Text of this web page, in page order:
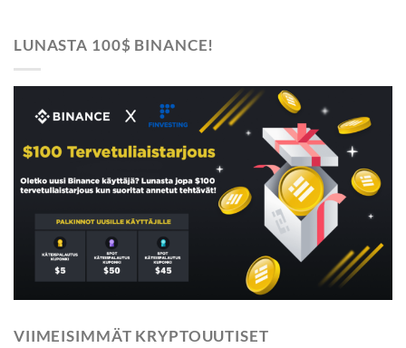
LUNASTA 100$ BINANCE!
VIIMEISIMMÄT KRYPTOUUTISET